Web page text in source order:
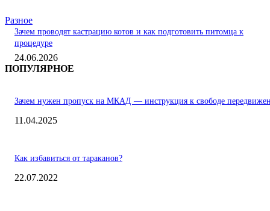
Разное
Зачем проводят кастрацию котов и как подготовить питомца к
процедуре
24.06.2026
ПОПУЛЯРНОЕ
Зачем нужен пропуск на МКАД — инструкция к свободе
11.04.2025
Как избавиться от тараканов?
22.07.2022